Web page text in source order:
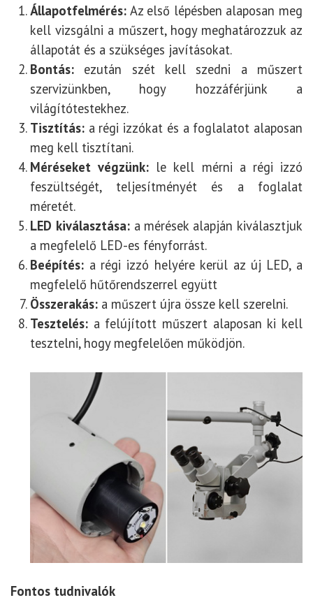
Állapotfelmérés: Az első lépésben alaposan meg
kell vizsgálni a műszert, hogy meghatározzuk az
állapotát és a szükséges javításokat.
Bontás: ezután szét kell szedni a műszert
szervizünkben, hogy hozzáférjünk a
világítótestekhez.
Tisztítás: a régi izzókat és a foglalatot alaposan
meg kell tisztítani.
Méréseket végzünk: le kell mérni a régi izzó
feszültségét, teljesítményét és a foglalat
méretét.
LED kiválasztása:a mérések alapján kiválasztjuk
a megfelelő LED-es fényforrást.
Beépítés: a régi izzó helyére kerül az új LED, a
megfelelő hűtőrendszerrel együtt
Összerakás: a műszert újra össze kell szerelni.
Tesztelés: a felújított műszert alaposan ki kell
tesztelni, hogy megfelelően működjön.
Fontos tudnivalók